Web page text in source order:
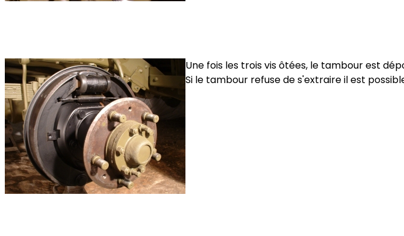
Une fois les trois vis ôtées, le tambour est
Si le tambour refuse de s'extraire il est